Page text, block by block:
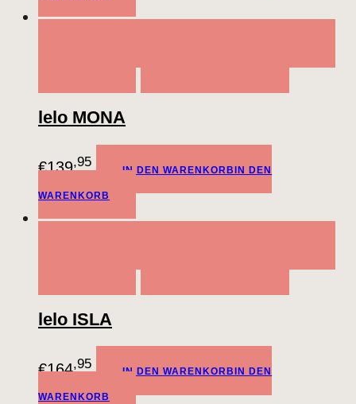
lelo MONA
€139,95 IN DEN WARENKORBIN DEN
WARENKORB
lelo ISLA
€164,95 IN DEN WARENKORB IN DEN
WARENKORB